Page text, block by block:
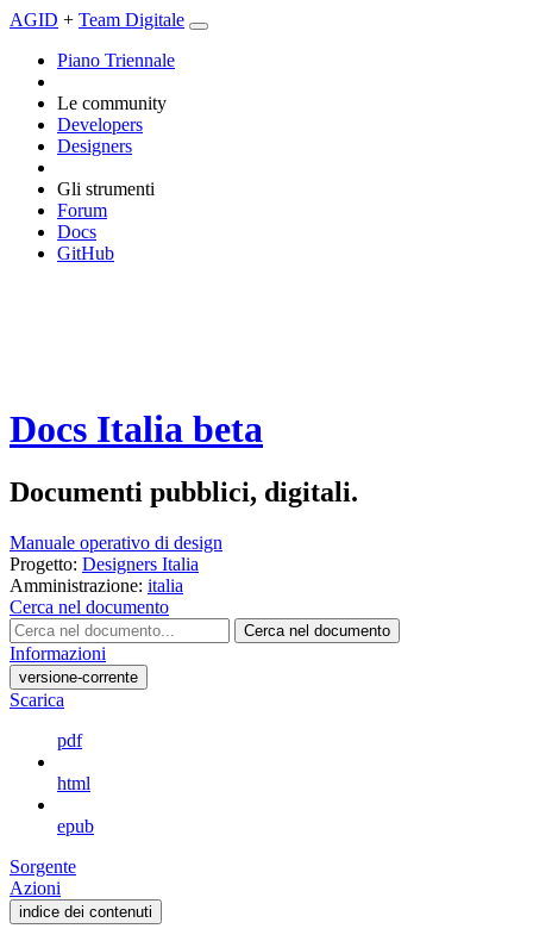
AGID + Team Digitale
Piano Triennale
Le community
Developers
Designers
Gli strumenti
Forum
Docs
GitHub
Docs Italia beta
Documenti pubblici, digitali.
Manuale operativo di design
Progetto: Designers Italia
Amministrazione: italia
Cerca nel documento
Cerca nel documento
Informazioni
versione-corrente
Scarica
pdf
html
epub
Sorgente
Azioni
indice dei contenuti